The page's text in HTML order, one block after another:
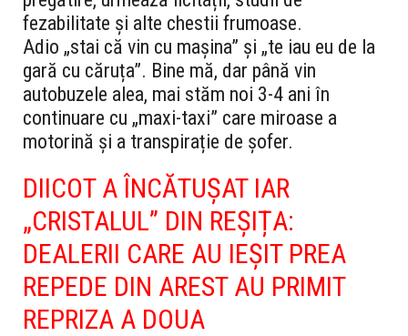
fezabilitate și alte chestii frumoase.
Adio „stai că vin cu mașina” și „te iau eu de la
gară cu căruța”. Bine mă, dar până vin
autobuzele alea, mai stăm noi 3-4 ani în
continuare cu „maxi-taxi” care miroase a
motorină și a transpirație de șofer.
DIICOT A ÎNCĂTUȘAT IAR
„CRISTALUL” DIN REȘIȚA:
DEALERII CARE AU IEȘIT PREA
REPEDE DIN AREST AU PRIMIT
REPRIZA A DOUA